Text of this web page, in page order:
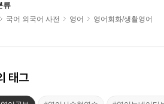
류
국어 외국어 사전 영어 영어회화/생활영어
태그